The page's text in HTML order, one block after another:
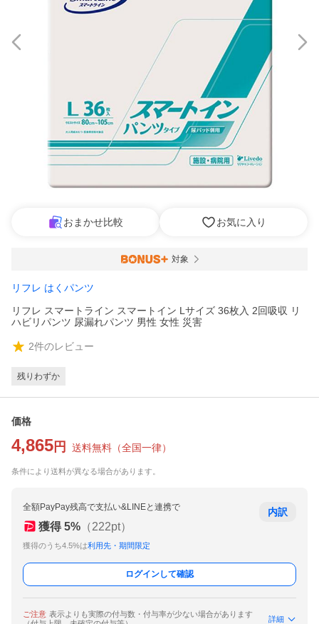
おまかせ比較 お気に入り
対象
リフレ はくパンツ
リフレ スマートライン スマートイン Lサイズ 36枚入 2回吸収 リ
ハビリパンツ 尿漏れパンツ 男性 女性 災害
2件のレビュー
残りわずか
価格
4,865 円 送料無料 （全国一律）
条件により送料が異なる場合があります。
全額PayPay残高で支払い&LINEと連携で
獲得 5% （222pt）
獲得のうち4.5%は利用先・期間限定
内訳
ログインして確認
ご注意 表示よりも実際の付与数・付与率が少ない場合があります
詳細